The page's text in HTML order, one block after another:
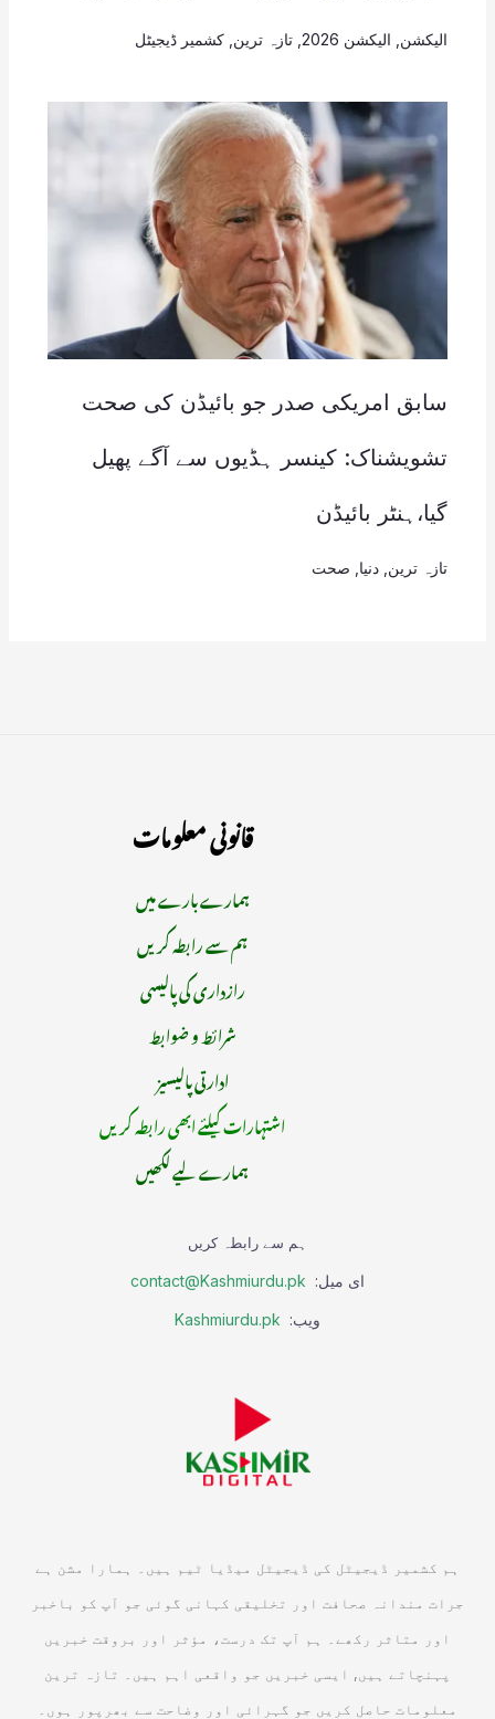
الیکشن الیکشن 2026 , تازہ ترین کشمیر ڈیجیٹل
سابق امریکی صدر جو بائیڈن کی صحت
تشویشناک: کینسر ہڈیوں سے آگے پھیل
گیا،ہنٹر بائیڈن
تازہ ترین دنیا صحت
قانونی معلومات
ہمارے بارے میں
ہم سے رابطہ کریں
رازداری کی پالیسی
شرائط و ضوابط
ادارتی پالیسیز
اشتہارات کیلئے ابھی رابطہ کریں
ہمارے لیے لکھیں
ہم سے رابطہ کریں
ای میل: contact@Kashmiurdu.pk
ویب: Kashmiurdu.pk
ہم کشمیر ڈیجیٹل کی ڈیجیٹل میڈیا ٹیم ہیں۔ ہمارا مشن ہے
جرات مندانہ صحافت اور تخلیقی کہانی گوئی جو آپ کو باخبر
اور متاثر رکھے۔ ہم آپ تک درست، مؤثر اور بروقت خبریں
پہنچاتے ہیں, ایسی خبریں جو واقعی اہم ہیں۔ تازہ ترین
معلومات حاصل کریں جو گہرائی اور وضاحت سے بھرپور ہوں۔